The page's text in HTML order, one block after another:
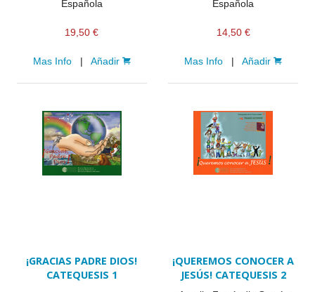
Española
19,50 €
Mas Info| Añadir
Española
14,50 €
Mas Info |Añadir
¡GRACIAS PADRE DIOS!
CATEQUESIS 1
¡QUEREMOS CONOCER A
JESÚS! CATEQUESIS 2